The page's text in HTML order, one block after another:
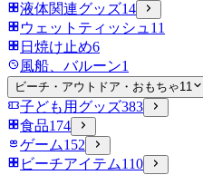
液体関連グッズ14
ウェットティッシュ 11
日焼け止め6
風船、バルーン1
ビーチ・アウトドア・おもちゃ11
子ども用グッズ383
食品174
ゲーム152
ビーチアイテム110